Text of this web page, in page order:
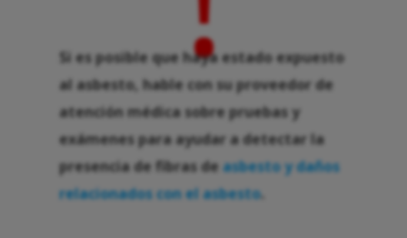
Si es posible que haya estado expuesto
al asbesto, hable con su proveedor de
atención médica sobre pruebas y
exámenes para ayudar a detectar la
presencia de fibras de asbesto y daños
relacionados con el asbesto.